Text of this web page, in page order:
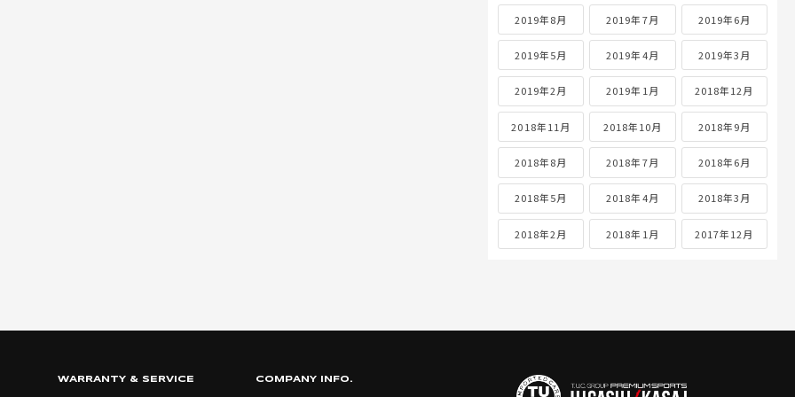
2019年8月 2019年7月 2019年6月
2019年5月 2019年4月 2019年3月
2019年2月 2019年1月 2018年12月
2018年11月 2018年10月 2018年9月
2018年8月 2018年7月 2018年6月
2018年5月 2018年4月 2018年3月
2018年2月 2018年1月 2017年12月
WARRANTY & SERVICE COMPANY INFO.